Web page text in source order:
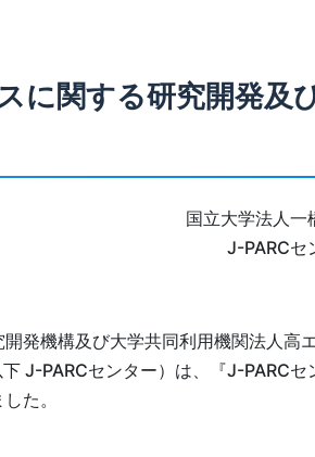
に関する研究開発及
国立大学法人一
J-PARCセ
発機構及び大学共同利用機関法人高
J-PARCセンター）は、『J-PARCセ
た。